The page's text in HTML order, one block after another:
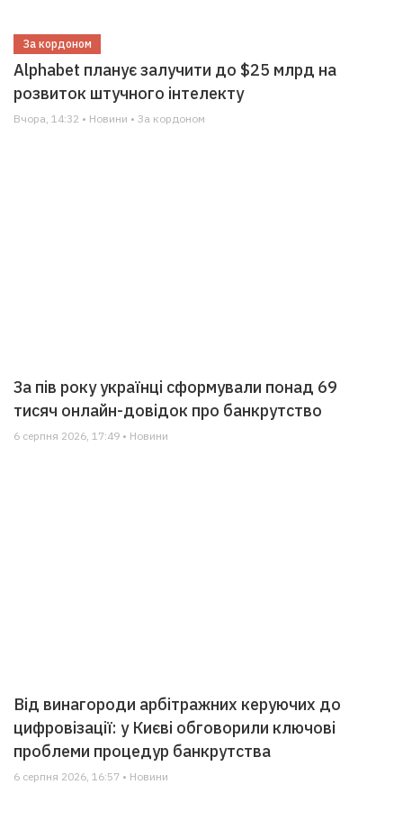
За кордоном
Alphabet планує залучити до $25 млрд на
розвиток штучного інтелекту
Вчора, 14:32 • Новини • За кордоном
За пів року українці сформували понад 69
тисяч онлайн-довідок про банкрутство
6 серпня 2026, 17:49 • Новини
Від винагороди арбітражних керуючих до
цифровізації: у Києві обговорили ключові
проблеми процедур банкрутства
6 серпня 2026, 16:57 • Новини